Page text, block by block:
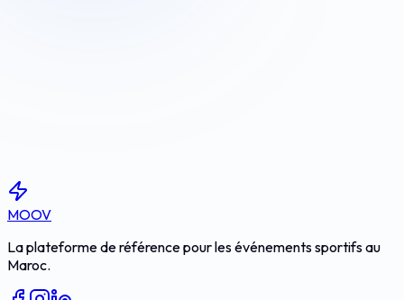
S'inscrire
MOOV
La plateforme de référence pour les événements sportifs au
Maroc.